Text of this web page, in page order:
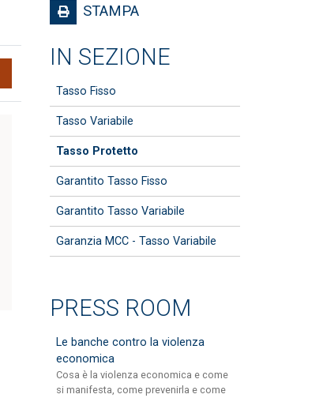
STAMPA
IN SEZIONE
Tasso Fisso
Tasso Variabile
Tasso Protetto
Garantito Tasso Fisso
Garantito Tasso Variabile
Garanzia MCC - Tasso Variabile
PRESS ROOM
Le banche contro la violenza
economica
Cosa è la violenza economica e come
si manifesta, come prevenirla e come